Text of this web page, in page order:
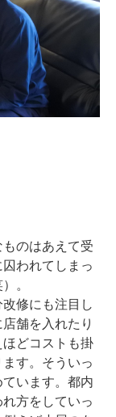
のはあえて受
われてしまっ
。
修にも注目し
舗を入れたり
どコストも掛
す。そういっ
います。都内
方をしていっ